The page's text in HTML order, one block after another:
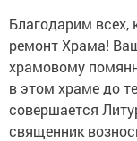
Благодарим всех,
ремонт Храма!
храмовому
в этом храме до
совершается
священник